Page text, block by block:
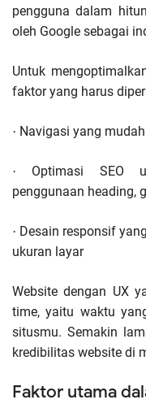
pengguna dalam
oleh Google sebagai
Untuk
faktor yang harus
· Navigasi yang
· Optimasi SEO
penggunaan heading,
· Desain responsif
ukuran layar
Website dengan UX
time, yaitu waktu
situsmu. Semakin
kredibilitas website di
Faktor utama